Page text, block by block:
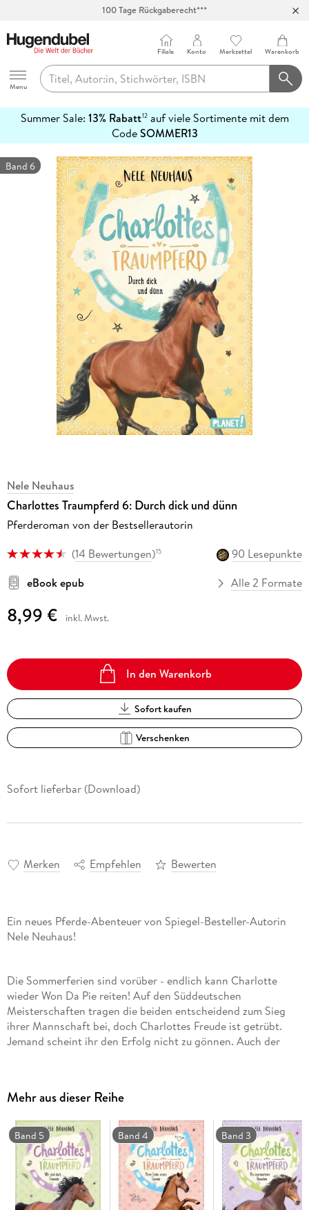
100 Tage Rückgaberecht***
Hugendubel
Menu
Filiale Konto Merkzettel Warenkorb
Summer Sale: 13% Rabatt12auf viele Sortimente mit dem
CodeSOMMER13
erfahren
Band 6
Nele Neuhaus
Charlottes Traumpferd 6: Durch dick und dünn
Pferderoman von der Bestsellerautorin
(14 Bewertungen)15
90 Lesepunkte
eBook epub
Alle 2 Formate
8,99 € inkl. Mwst.
In den Warenkorb
Sofort kaufen
Verschenken
Sofort lieferbar (Download)
Merken Empfehlen Bewerten
Ein neues Pferde-Abenteuer von Spiegel-Besteller-Autorin
Nele Neuhaus!
Die Sommerferien sind vorüber - endlich kann Charlotte
wieder Won Da Pie reiten! Auf den Süddeutschen
Meisterschaften tragen die beiden entscheidend zum Sieg
ihrer Mannschaft bei, doch Charlottes Freude ist getrübt.
Jemand scheint ihr den Erfolg nicht zu gönnen. Auch der
auf und die Pferde geraten in Panik. Charlotte und ihre
Freundin Katie müssen rasch handeln. Wird es ihnen
gelingen, alle Pferde zu retten und in Sicherheit zu bringen?
Mehr aus dieser Reihe
Band 5 Band 4 Band 3